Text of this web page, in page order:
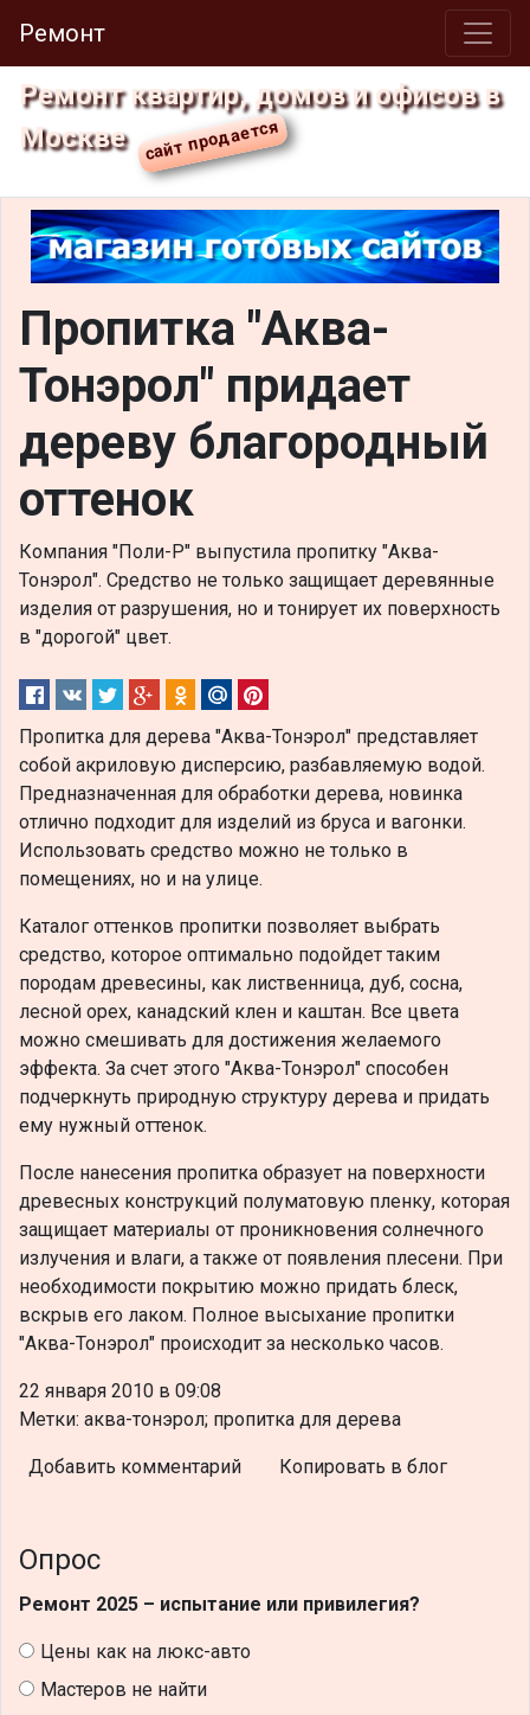
Ремонт
Ремонт квартир, домов и офисов в
Москве
Пропитка "Аква-
Тонэрол" придает
дереву благородный
оттенок
Компания "Поли-Р" выпустила пропитку "Аква-
Тонэрол". Средство не только защищает деревянные
изделия от разрушения, но и тонирует их поверхность
в "дорогой" цвет.
Пропитка для дерева "Аква-Тонэрол" представляет
собой акриловую дисперсию, разбавляемую водой.
Предназначенная для обработки дерева, новинка
отлично подходит для изделий из бруса и вагонки.
Использовать средство можно не только в
помещениях, но и на улице.
Каталог оттенков пропитки позволяет выбрать
средство, которое оптимально подойдет таким
породам древесины, как лиственница, дуб, сосна,
лесной орех, канадский клен и каштан. Все цвета
можно смешивать для достижения желаемого
эффекта. За счет этого "Аква-Тонэрол" способен
подчеркнуть природную структуру дерева и придать
ему нужный оттенок.
После нанесения пропитка образует на поверхности
древесных конструкций полуматовую пленку, которая
защищает материалы от проникновения солнечного
излучения и влаги, а также от появления плесени. При
необходимости покрытию можно придать блеск,
вскрыв его лаком. Полное высыхание пропитки
"Аква-Тонэрол" происходит за несколько часов.
22 января 2010 в 09:08
Метки: аква-тонэрол; пропитка для дерева
Добавить комментарий Копировать в блог
Опрос
Ремонт 2025 – испытание или привилегия?
Цены как на люкс-авто
Мастеров не найти